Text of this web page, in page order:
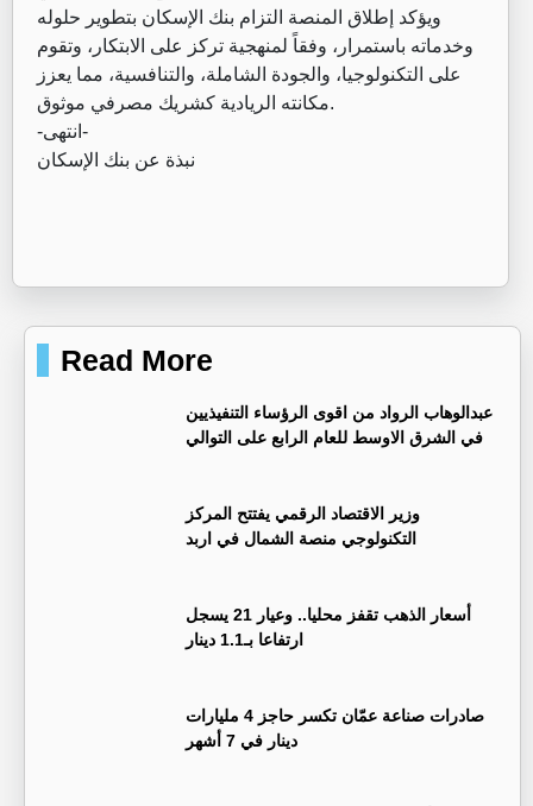
ويؤكد إطلاق المنصة التزام بنك الإسكان بتطوير حلوله
وخدماته باستمرار، وفقاً لمنهجية تركز على الابتكار، وتقوم
على التكنولوجيا، والجودة الشاملة، والتنافسية، مما يعزز
مكانته الريادية كشريك مصرفي موثوق.
-انتهى-
نبذة عن بنك الإسكان
Read More
عبدالوهاب الرواد من اقوى الرؤساء التنفيذيين
في الشرق الاوسط للعام الرابع على التوالي
وزير الاقتصاد الرقمي يفتتح المركز
التكنولوجي منصة الشمال في اربد
أسعار الذهب تقفز محليا.. وعيار 21 يسجل
ارتفاعا بـ1.1 دينار
صادرات صناعة عمّان تكسر حاجز 4 مليارات
دينار في 7 أشهر